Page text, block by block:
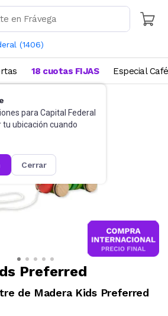
(1406)
para Capital Federal
tu ubicación cuando
cerrar
18 cuotas FIJAS Especial Café
Preferred
de Madera Kids Preferred